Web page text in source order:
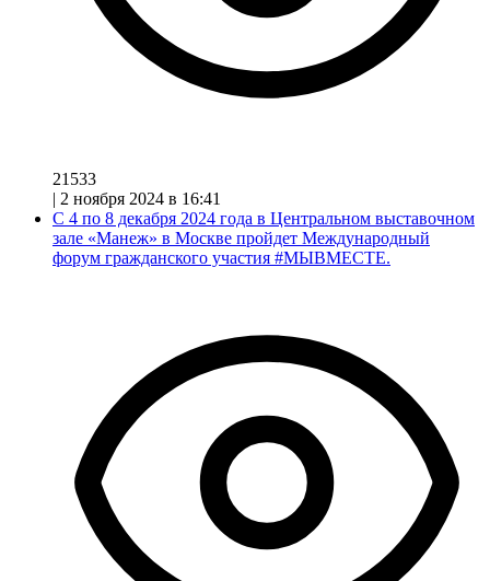
21533
| 2 ноября 2024 в 16:41
С 4 по 8 декабря 2024 года в Центральном выставочном
зале «Манеж» в Москве пройдет Международный
форум гражданского участия #МЫВМЕСТЕ.